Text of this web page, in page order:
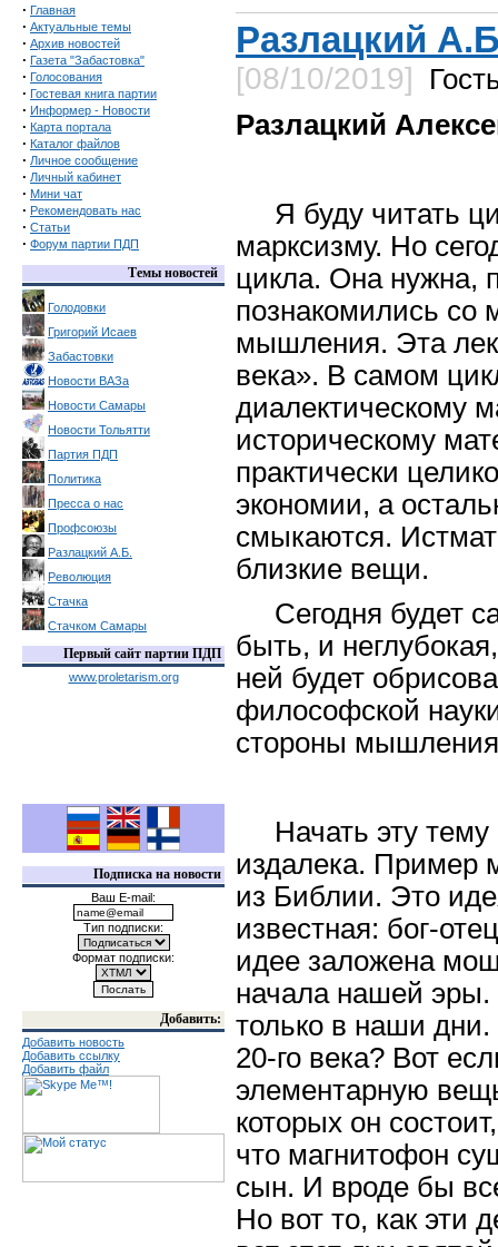
· Главная
· Актуальные темы
· Архив новостей
· Газета "Забастовка"
· Голосования
· Гостевая книга партии
· Информер - Новости
· Карта портала
· Каталог файлов
· Личное сообщение
· Личный кабинет
· Мини чат
· Рекомендовать нас
· Статьи
· Форум партии ПДП
Темы новостей
Голодовки
Григорий Исаев
Забастовки
Новости ВАЗа
Новости Самары
Новости Тольятти
Партия ПДП
Политика
Пресса о нас
Профсоюзы
Разлацкий А.Б.
Революция
Стачка
Стачком Самары
Первый сайт партии ПДП
www.proletarism.org
Подписка на новости
Ваш E-mail:
Тип подписки:
Формат подписки:
Добавить:
Добавить новость
Добавить ссылку
Добавить файл
Разлацкий
[08/10/2019]
Разлацкий
Я буду читать
марксизму. Но
цикла. Она нужна,
познакомились со
мышления. Эта
века». В самом
диалектическому
историческому
практически
экономии, а
смыкаются. Истмат
близкие вещи.
Сегодня будет
быть, и
ней будет
философской
стороны мышления
Начать эту
издалека. Пример
из Библии. Это
известная: бог-
идее заложена
начала нашей эры.
только в наши
20-го века? Вот
элементарную
которых он
что магнитофон
сын. И вроде бы
Но вот то, как эти